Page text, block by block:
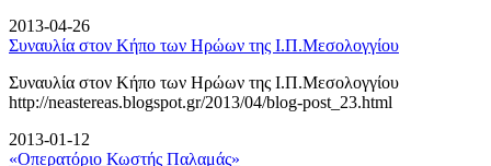
2013-04-26
Συναυλία στον Κήπο των Ηρώων της Ι.Π.Μεσολογγίου
Συναυλία στον Κήπο των Ηρώων της Ι.Π.Μεσολογγίου
http://neastereas.blogspot.gr/2013/04/blog-post_23.html
2013-01-12
«Οπερατόριο Κωστής Παλαμάς»